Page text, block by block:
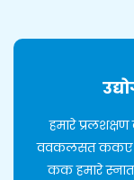
हमारे
ववकलसत ककए
कक हमारे